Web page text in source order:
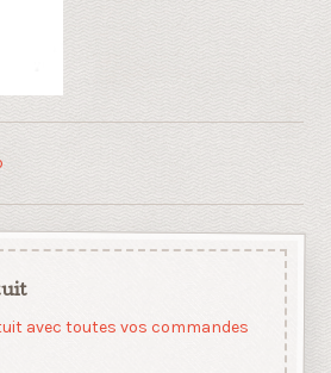
avec toutes vos commandes